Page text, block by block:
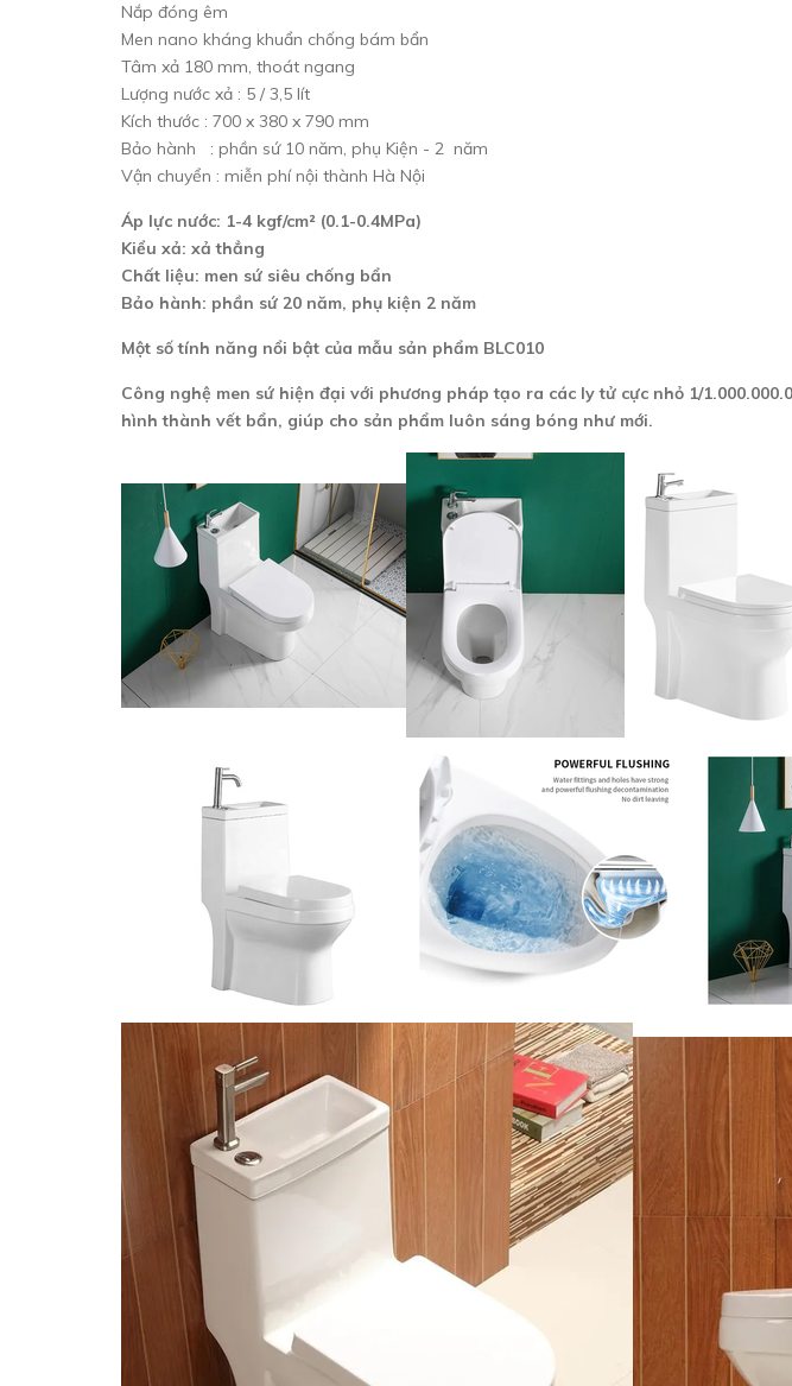
Nắp đóng êm
Men nano kháng khuẩn chống bám bẩn
Tâm xả 180 mm, thoát ngang
Lượng nước xả : 5 / 3,5 lít
Kích thước : 700 x 380 x 790 mm
Bảo hành : phần sứ 10 năm, phụ Kiện - 2 năm
Vận chuyển : miễn phí nội thành Hà Nội
Áp lực nước: 1-4 kgf/cm² (0.1-0.4MPa)
Kiểu xả: xả thẳng
Chất liệu: men sứ siêu chống bẩn
Bảo hành: phần sứ 20 năm, phụ kiện 2 năm
Một số tính năng nổi bật của mẫu sản phẩm BLC010
Công nghệ men sứ hiện đại với phương pháp tạo ra các ly tử cực nhỏ 1/
hình thành vết bẩn, giúp cho sản phẩm luôn sáng bóng như mới.